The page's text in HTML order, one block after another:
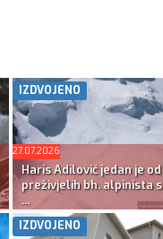
IZDVOJENO
27.07.2026
Haris Adilović jedan je od
preživjelih bh. alpinista s
...
IZDVOJENO